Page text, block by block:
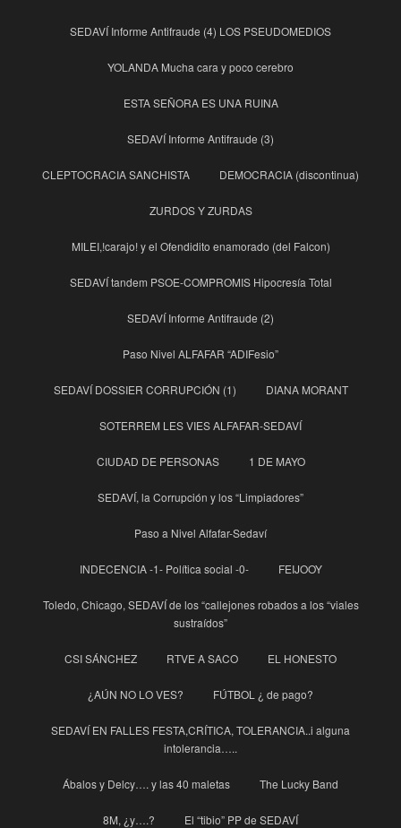
SEDAVÍ Informe Antifraude (4) LOS PSEUDOMEDIOS
YOLANDA Mucha cara y poco cerebro
ESTA SEÑORA ES UNA RUINA
SEDAVÍ Informe Antifraude (3)
CLEPTOCRACIA SANCHISTA DEMOCRACIA (discontinua)
ZURDOS Y ZURDAS
MILEI,!carajo! y el Ofendidito enamorado (del Falcon)
SEDAVÍ tandem PSOE-COMPROMIS Hipocresía Total
SEDAVÍ Informe Antifraude (2)
Paso Nivel ALFAFAR “ADIFesio”
SEDAVÍ DOSSIER CORRUPCIÓN (1) DIANA MORANT
SOTERREM LES VIES ALFAFAR-SEDAVÍ
CIUDAD DE PERSONAS 1 DE MAYO
SEDAVÍ, la Corrupción y los “Limpiadores”
Paso a Nivel Alfafar-Sedaví
INDECENCIA -1- Política social -0- FEIJOOY
Toledo, Chicago, SEDAVÍ de los “callejones robados a los “viales
sustraídos”
CSI SÁNCHEZ RTVE A SACO EL HONESTO
¿AÚN NO LO VES? FÚTBOL ¿ de pago?
SEDAVÍ EN FALLES FESTA,CRÍTICA, TOLERANCIA..i alguna
intolerancia…..
Ábalos y Delcy…. y las 40 maletas The Lucky Band
8M, ¿y….? El “tibio” PP de SEDAVÍ